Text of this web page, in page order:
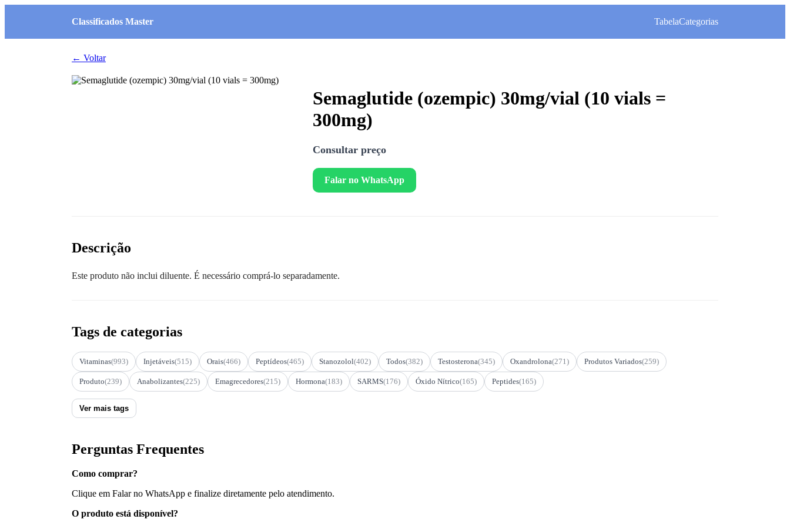
Classificados Master TabelaCategorias
← Voltar
Semaglutide (ozempic) 30mg/vial (10 vials =
300mg)
Consultar preço
Falar no WhatsApp
Descrição
Este produto não inclui diluente. É necessário comprá-lo separadamente.
Tags de categorias
Vitaminas(993) Injetáveis(515) Orais(466) Peptídeos(465) Stanozolol(402) Todos(382) Testosterona(345) Oxandrolona(271) Produtos Variados(259)
Produto(239) Anabolizantes(225) Emagrecedores(215) Hormona(183) SARMS(176) Óxido Nítrico(165) Peptides(165)
Ver mais tags
Perguntas Frequentes
Como comprar?
Clique em Falar no WhatsApp e finalize diretamente pelo atendimento.
O produto está disponível?